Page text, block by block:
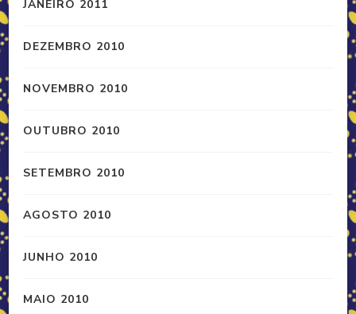
JANEIRO 2011
DEZEMBRO 2010
NOVEMBRO 2010
OUTUBRO 2010
SETEMBRO 2010
AGOSTO 2010
JUNHO 2010
MAIO 2010